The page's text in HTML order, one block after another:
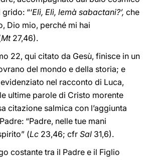
“‘Elì, Elì, lemà sabactani?’, che
Dio mio, perché mi hai
Mt27,46).
22, qui citato da Gesù, finisce in un
del mondo e della storia; e
nel racconto di Luca,
ultime parole di Cristo morente
citazione salmica con l’aggiunta
“Padre, nelle tue mani
(Lc 23,46; cfr Sal 31,6).
costante tra il Padre e il Figlio